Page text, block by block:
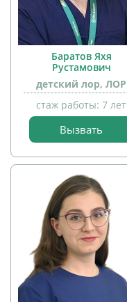
прием
детей
Баратов Яхя
Рустамович
детский лор, ЛОР
стаж работы: 7 лет
Вызвать